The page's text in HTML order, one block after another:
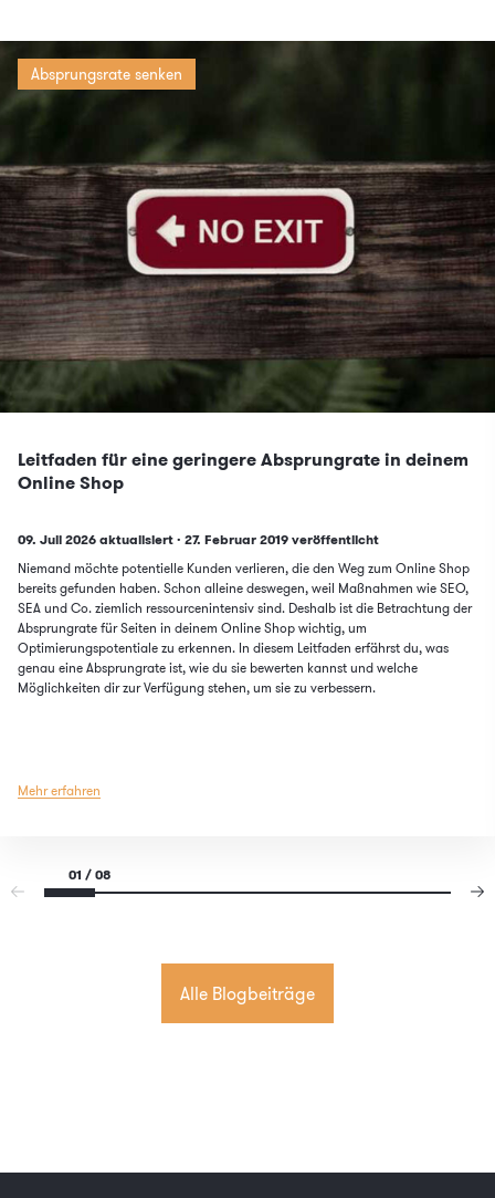
Absprungsrate senken
Leitfaden für eine geringere Absprungrate in deinem
Online Shop
Updated on
09. Juli 2026 aktualisiert · Published on
27. Februar 2019 veröffentlicht
Niemand möchte potentielle Kunden verlieren, die den Weg zum Online Shop
bereits gefunden haben. Schon alleine deswegen, weil Maßnahmen wie SEO,
SEA und Co. ziemlich ressourcenintensiv sind. Deshalb ist die Betrachtung der
Absprungrate für Seiten in deinem Online Shop wichtig, um
Optimierungspotentiale zu erkennen. In diesem Leitfaden erfährst du, was
genau eine Absprungrate ist, wie du sie bewerten kannst und welche
Möglichkeiten dir zur Verfügung stehen, um sie zu verbessern.
Mehr erfahren
01 / 08
Alle Blogbeiträge